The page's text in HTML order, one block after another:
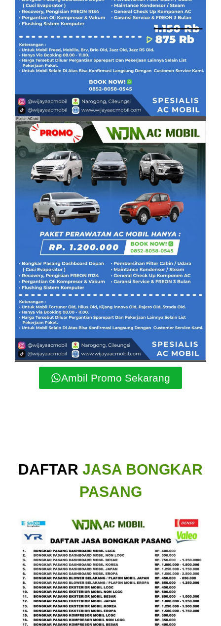
Ambil Promo Sekarang
DAFTAR JASA BONGKAR
PASANG